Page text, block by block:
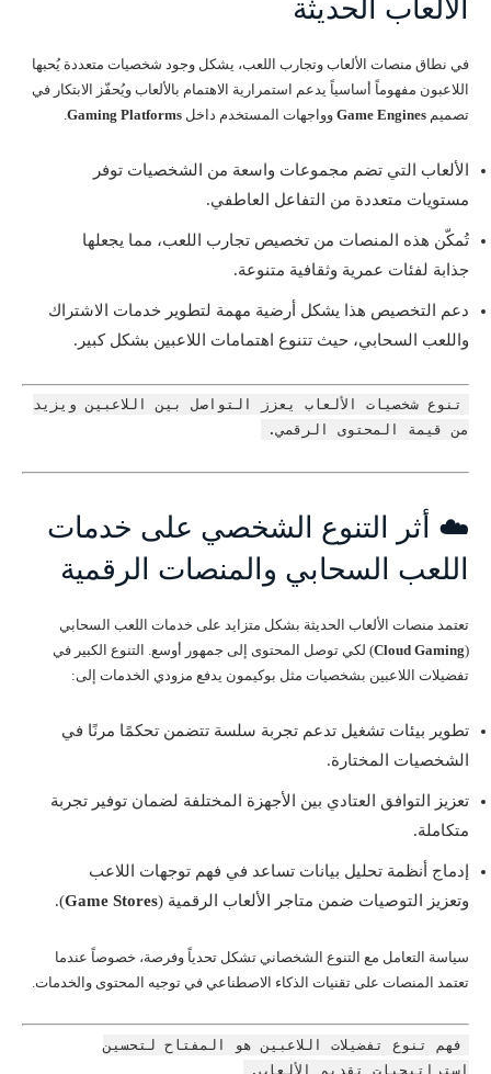
الألعاب الحديثة
في نطاق منصات الألعاب وتجارب اللعب، يشكل وجود شخصيات متعددة يُحبها
اللاعبون مفهوماً أساسياً يدعم استمرارية الاهتمام بالألعاب ويُحفّز الابتكار في
تصميم Game Engines وواجهات المستخدم داخل Gaming Platforms
الألعاب التي تضم مجموعات واسعة من الشخصيات توفر
مستويات متعددة من التفاعل العاطفي.
تُمكّن هذه المنصات من تخصيص تجارب اللعب، مما يجعلها
جذابة لفئات عمرية وثقافية متنوعة.
دعم التخصيص هذا يشكل أرضية مهمة لتطوير خدمات الاشتراك
واللعب السحابي، حيث تتنوع اهتمامات اللاعبين بشكل كبير.
تنوع شخصيات الألعاب يعزز التواصل بين اللاعبين ويزيد
من قيمة المحتوى الرقمي.
☁️ أثر التنوع الشخصي على خدمات
اللعب السحابي والمنصات الرقمية
تعتمد منصات الألعاب الحديثة بشكل متزايد على خدمات اللعب السحابي
(
Cloud Gaming) لكي توصل المحتوى إلى جمهور أوسع. التنوع الكبير في
تفضيلات اللاعبين بشخصيات مثل بوكيمون يدفع مزودي الخدمات إلى:
تطوير بيئات تشغيل تدعم تجربة سلسة تتضمن تحكمًا مرنًا في
الشخصيات المختارة.
تعزيز التوافق العتادي بين الأجهزة المختلفة لضمان توفير تجربة
متكاملة.
إدماج أنظمة تحليل بيانات تساعد في فهم توجهات اللاعب
وتعزيز التوصيات ضمن متاجر الألعاب الرقمية (Game Stores
).
سياسة التعامل مع التنوع الشخصاني تشكل تحدياً وفرصة، خصوصاً عندما
تعتمد المنصات على تقنيات الذكاء الاصطناعي في توجيه المحتوى والخدمات.
فهم تنوع تفضيلات اللاعبين هو المفتاح لتحسين
استراتيجيات تقديم الألعاب.